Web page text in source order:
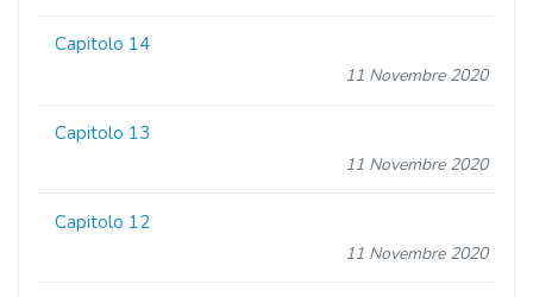
Capitolo 14
11 Novembre 2020
Capitolo 13
11 Novembre 2020
Capitolo 12
11 Novembre 2020